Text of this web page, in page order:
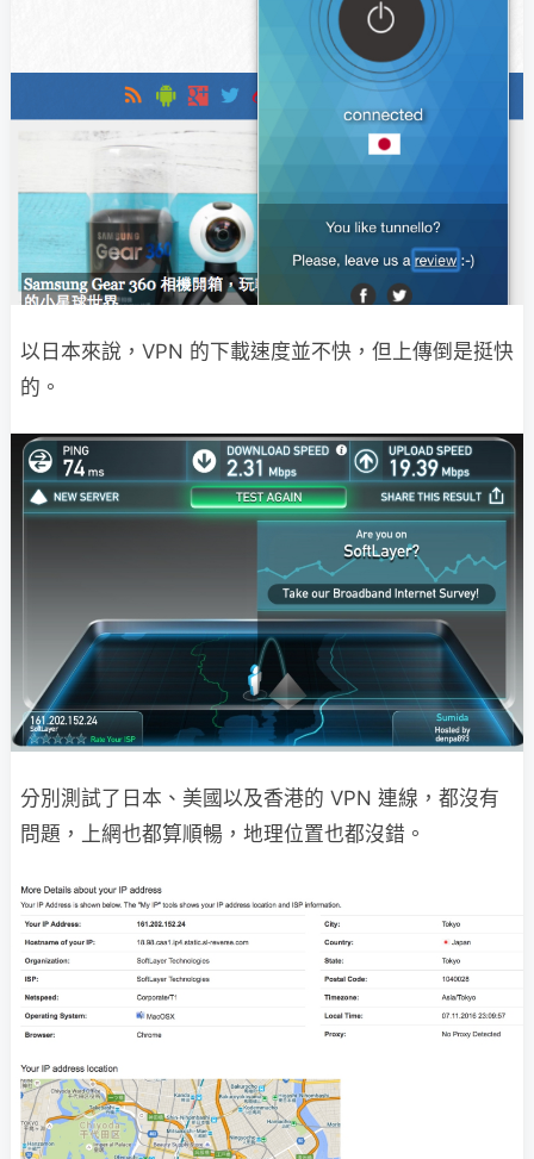
以日本來說，VPN 的下載速度並不快，但上傳倒是挺快
的。
分別測試了日本、美國以及香港的 VPN 連線，都沒有
問題，上網也都算順暢，地理位置也都沒錯。